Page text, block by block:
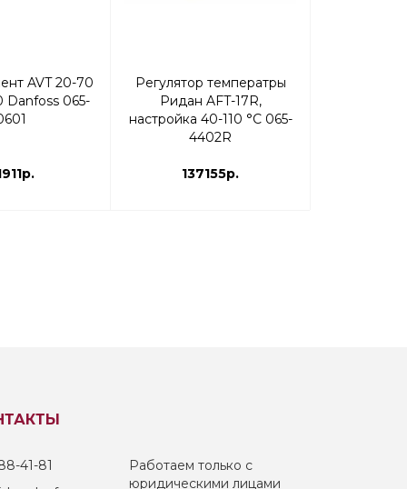
AVT 20-70
Danfoss 065-
Регулятор температры
Ридан AFT-17R,
настройка 40-110 °С 065-
4402R
137155р.
41-81
Работаем только с
юридическими лицами